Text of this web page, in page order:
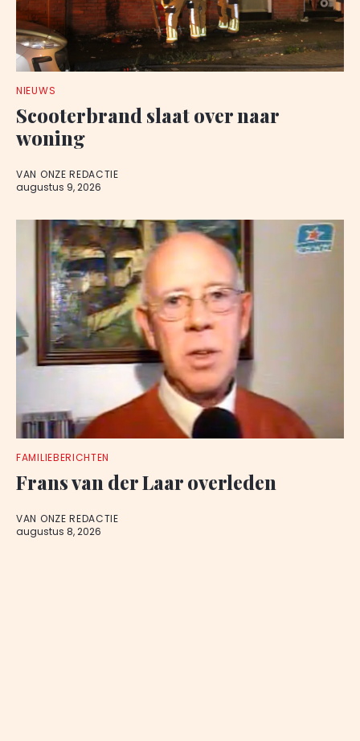
NIEUWS
Scooterbrand slaat over naar
woning
VAN ONZE REDACTIE
augustus 9, 2026
FAMILIEBERICHTEN
Frans van der Laar overleden
VAN ONZE REDACTIE
augustus 8, 2026